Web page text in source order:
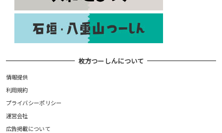
枚方つーしんについて
情報提供
利用規約
プライバシーポリシー
運営会社
広告掲載について